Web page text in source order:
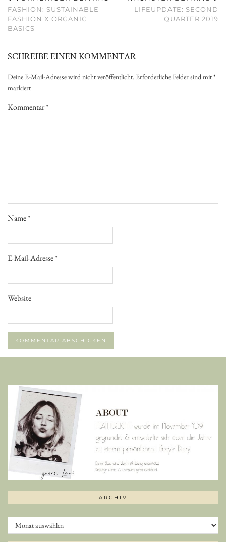
FASHION: SUSTAINABLE
FASHION X ORGANIC
BASICS
LIFEUPDATE: SECOND
QUARTER 2019
SCHREIBE EINEN KOMMENTAR
Deine E-Mail-Adresse wird nicht veröffentlicht.Erforderliche Felder sind mit*
markiert
Kommentar*
Name*
E-Mail-Adresse*
Website
ARCHIV
Archiv